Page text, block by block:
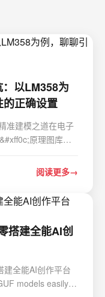
以LM358为
正确设置
准建模之道在电子
原理图库的
正常&#xff0c;却在
阅读更多
搭建全能AI创
建全能AI创作平台
models easily